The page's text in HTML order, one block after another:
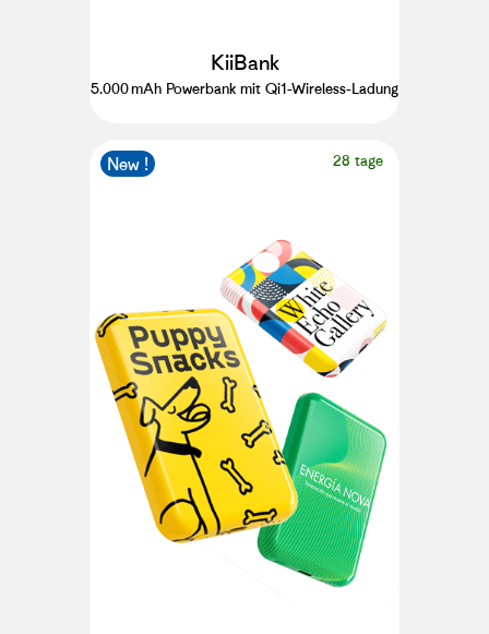
KiiBank
5.000 mAh Powerbank mit Qi1-Wireless-Ladung
28 tage
New !